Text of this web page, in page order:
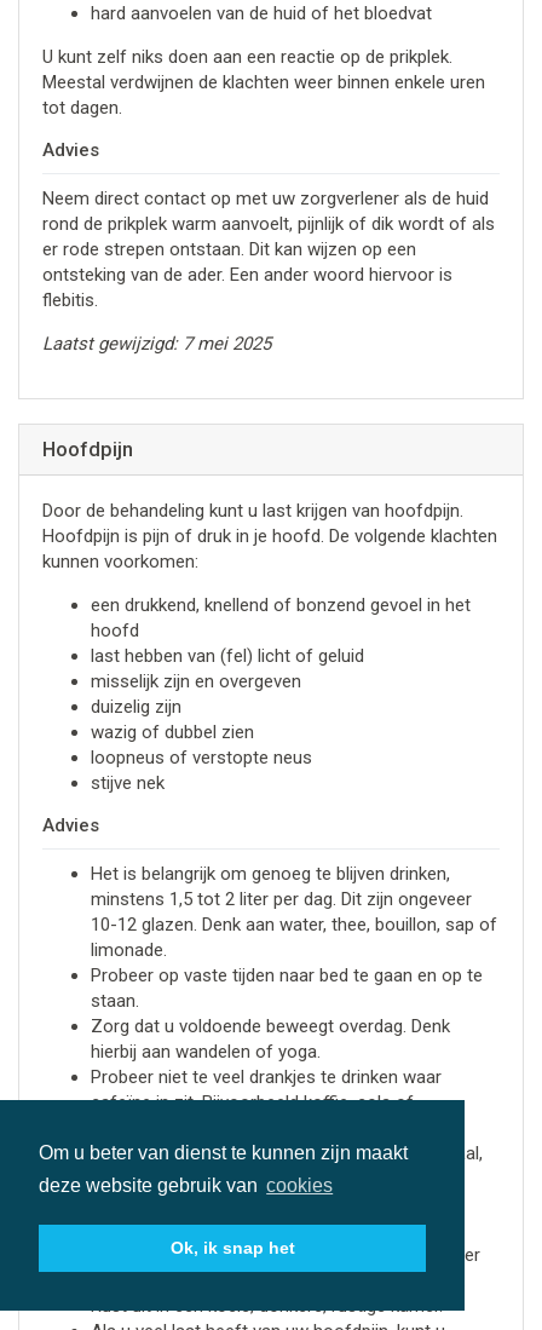
Om u beter van dienst te kunnen zijn maakt
deze website gebruik van cookies
Ok, ik snap het
hard aanvoelen van de huid of het bloedvat
U kunt zelf niks doen aan een reactie op de prikplek.
Meestal verdwijnen de klachten weer binnen enkele uren
tot dagen.
Advies
Neem direct contact op met uw zorgverlener als de huid
rond de prikplek warm aanvoelt, pijnlijk of dik wordt of als
er rode strepen ontstaan. Dit kan wijzen op een
ontsteking van de ader. Een ander woord hiervoor is
flebitis.
Laatst gewijzigd: 7 mei 2025
Hoofdpijn
Door de behandeling kunt u last krijgen van hoofdpijn.
Hoofdpijn is pijn of druk in je hoofd. De volgende klachten
kunnen voorkomen:
een drukkend, knellend of bonzend gevoel in het
hoofd
last hebben van (fel) licht of geluid
misselijk zijn en overgeven
duizelig zijn
wazig of dubbel zien
loopneus of verstopte neus
stijve nek
Advies
Het is belangrijk om genoeg te blijven drinken,
minstens 1,5 tot 2 liter per dag. Dit zijn ongeveer
10-12 glazen. Denk aan water, thee, bouillon, sap of
limonade.
Probeer op vaste tijden naar bed te gaan en op te
staan.
Zorg dat u voldoende beweegt overdag. Denk
hierbij aan wandelen of yoga.
Probeer niet te veel drankjes te drinken waar
cafeïne in zit. Bijvoorbeeld koffie, cola of
rustig te verminderen. Stop niet opeens helemaal,
want dat kan juist hoofdpijn geven.
hoofdpijn krijgen. Zorg voor ontspanning.
Verminder de tijd die u kijkt naar een tv, computer
Rust uit in een koele, donkere, rustige kamer.